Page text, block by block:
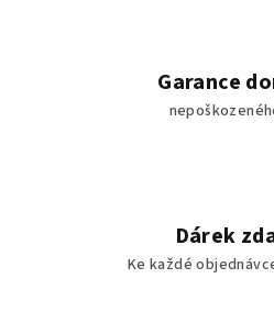
Garance
Dárek
Ke každé